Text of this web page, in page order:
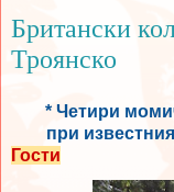
Британски
Троянско
* Четири
при
Гости